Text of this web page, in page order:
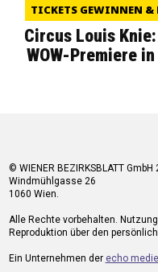
TICKETS GEWINNEN &
Circus Louis
WOW-Premiere
© WIENER BEZIRKSBLATT GmbH
Windmühlgasse 26
1060 Wien.
Alle Rechte vorbehalten.
Reproduktion über den
Ein Unternehmen der echo